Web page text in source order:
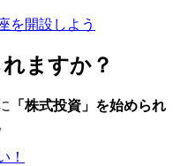
を開設しよう
ますか？
「株式投資」を始められ
！